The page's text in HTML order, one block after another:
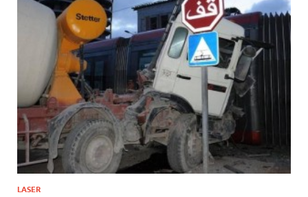
LASER